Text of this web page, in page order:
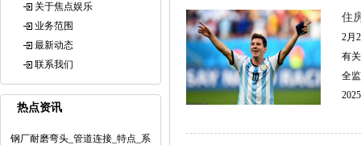
关于焦点娱乐
业务范围
最新动态
联系我们
热点资讯
钢厂耐磨弯头_管道连接_特点_系
住
2月
有
全